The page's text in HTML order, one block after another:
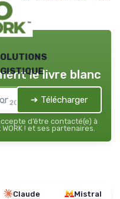
2026
le livre blanc
➔ Télécharger
d’être contacté(e) à
! et ses partenaires.
Claude Mistral